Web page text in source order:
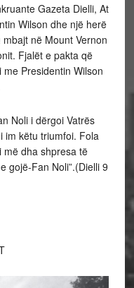
Gazeta Dielli, At
Wilson dhe një herë
në Mount Vernon
Fjalët e pakta që
Presidentin Wilson
Noli i dërgoi Vatrës
im këtu triumfoi. Fola
më dha shpresa të
gojë-Fan Noli”.(Dielli 9